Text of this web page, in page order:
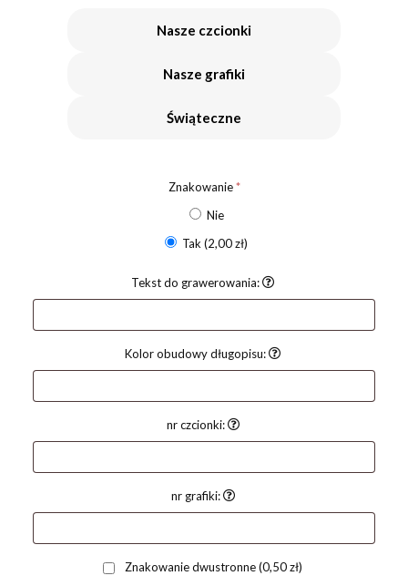
Nasze czcionki
Nasze grafiki
Świąteczne
Znakowanie*
Nie
Tak(2,00 zł)
Tekst do grawerowania:
Kolor obudowy długopisu:
nr czcionki:
nr grafiki:
Znakowanie dwustronne(0,50 zł)